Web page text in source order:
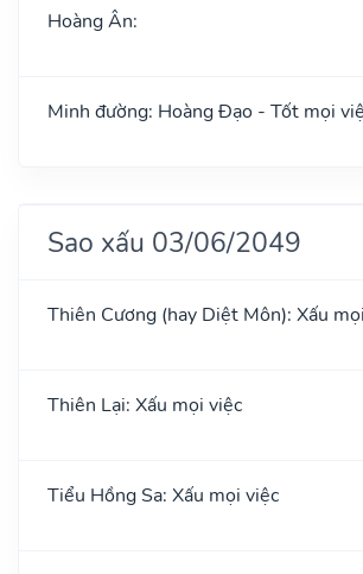
Hoàng Ân:
Minh đường: Hoàng Đạo - Tốt mọi
Sao xấu 03/06/2049
Thiên Cương (hay Diệt Môn): Xấu
Thiên Lại: Xấu mọi việc
Tiểu Hồng Sa: Xấu mọi việc